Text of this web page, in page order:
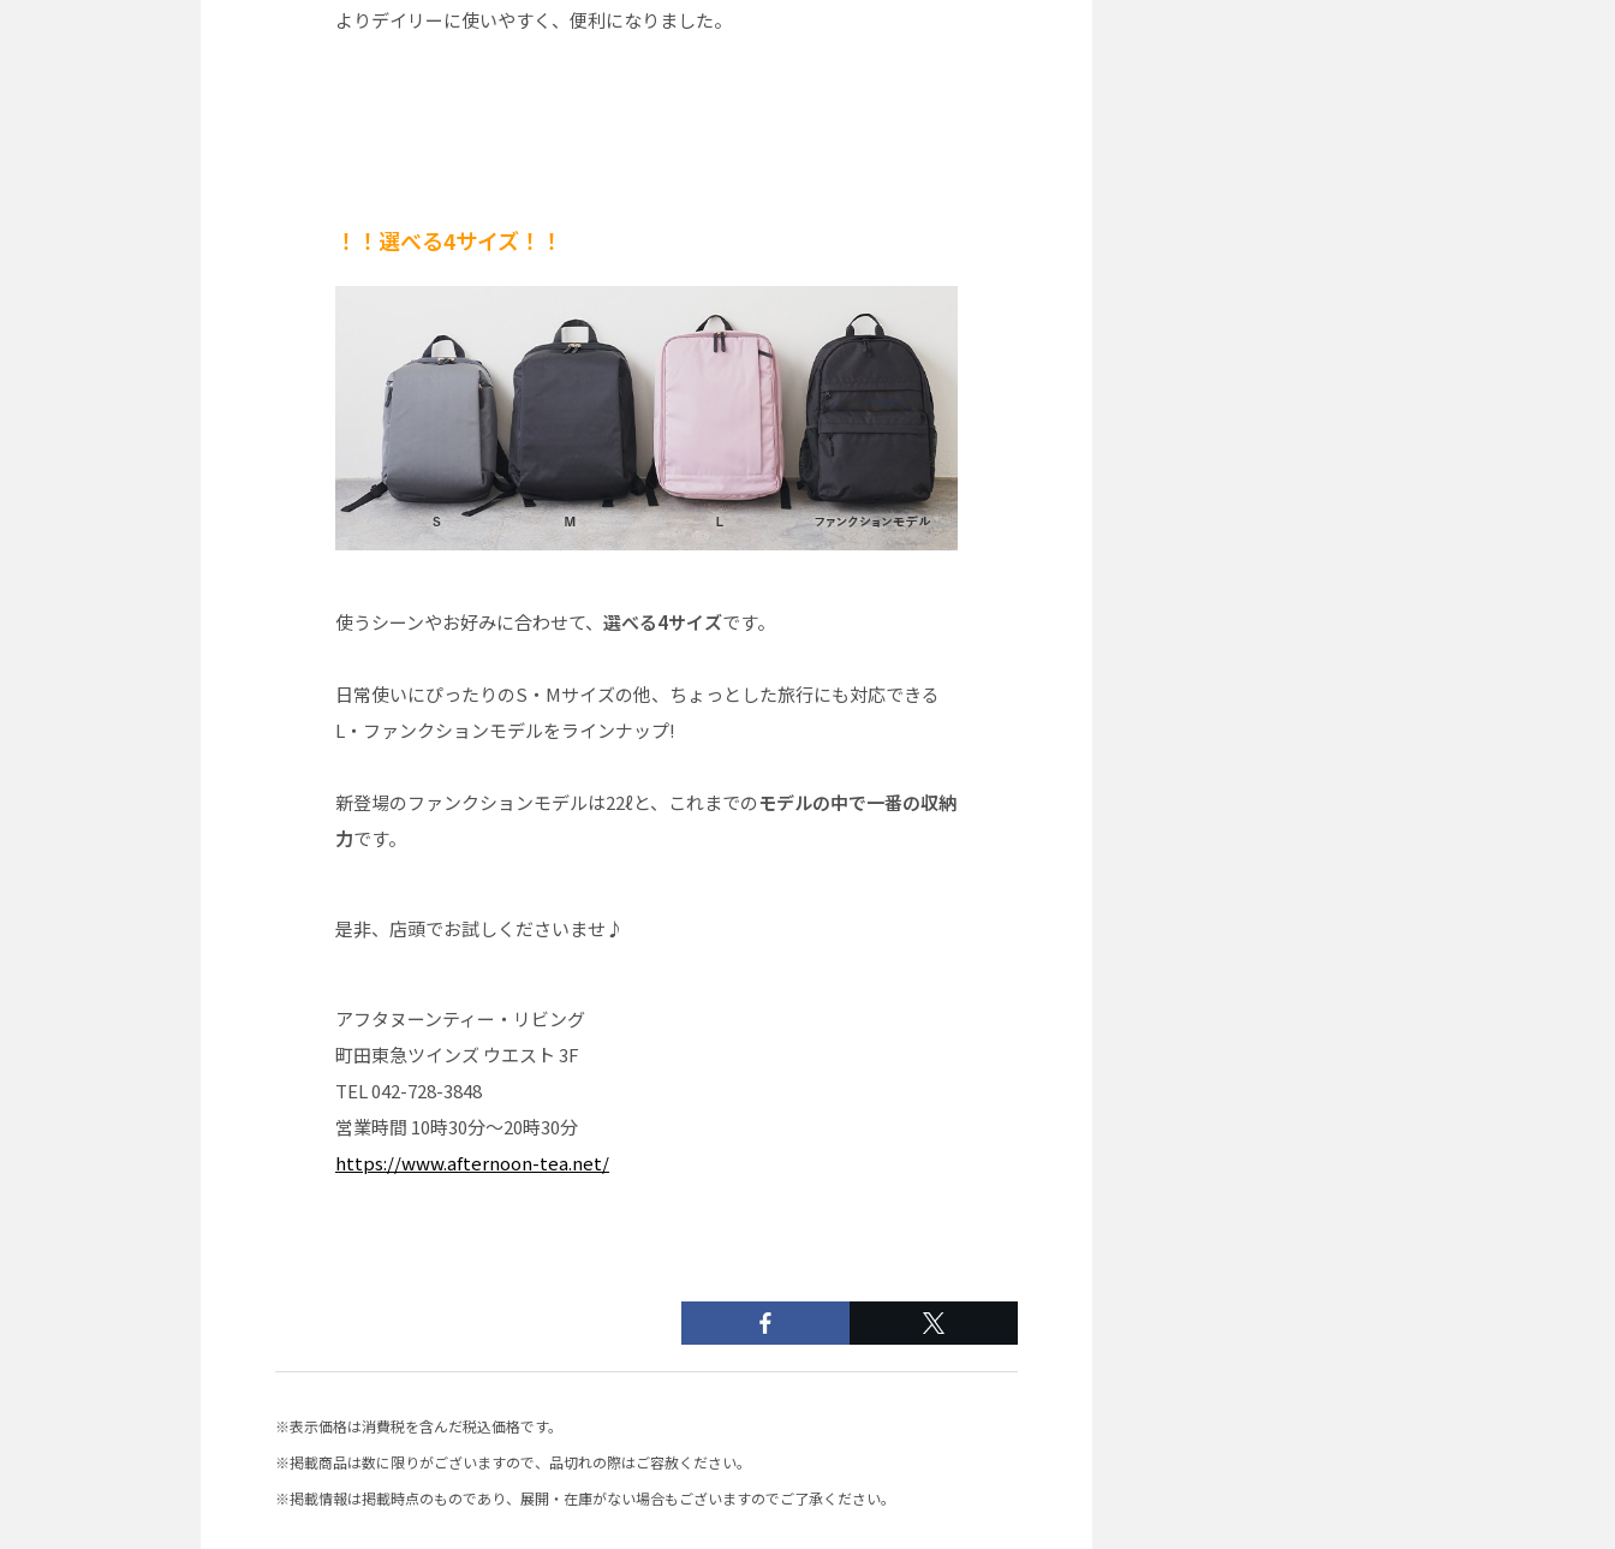
よりデイリーに使いやすく、便利になりました。
！！選べる4サイズ！！
使うシーンやお好みに合わせて、 選べる4サイズです。
日常使いにぴったりのS・Mサイズの他、ちょっとした旅行にも対応できる
L・ファンクションモデルをラインナップ!
新登場のファンクションモデルは22ℓと、これまでのモデルの中で一番の収納
力です。
是非、店頭でお試しくださいませ♪
アフタヌーンティー・リビング
町田東急ツインズ ウエスト 3F
TEL 042-728-3848
営業時間 10時30分〜20時30分
https://www.afternoon-tea.net/
※表示価格は消費税を含んだ税込価格です。
※掲載商品は数に限りがございますので、品切れの際はご容赦ください。
※掲載情報は掲載時点のものであり、展開・在庫がない場合もございますのでご了承ください。